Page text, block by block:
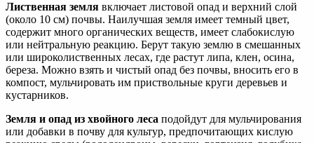
Лиственная земля включает листовой опад и верхний слой
(около 10 см) почвы. Наилучшая земля имеет темный цвет,
содержит много органических веществ, имеет слабокислую
или нейтральную реакцию. Берут такую землю в смешанных
или широколиственных лесах, где растут липа, клен, осина,
береза. Можно взять и чистый опад без почвы, вносить его в
компост, мульчировать им приствольные круги деревьев и
кустарников.
Земля и опад из хвойного леса подойдут для мульчирования
или добавки в почву для культур, предпочитающих кислую